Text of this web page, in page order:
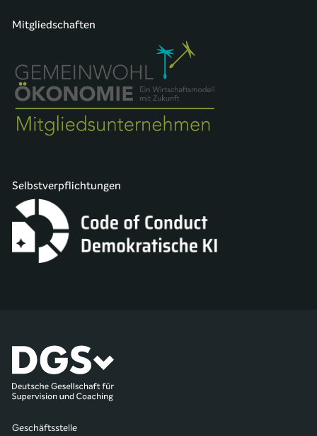
Mitgliedschaften
Selbstverpflichtungen
Geschäftsstelle